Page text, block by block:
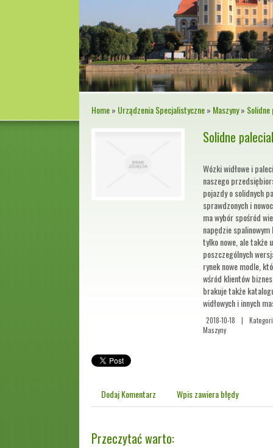
Home» Urządzenia Specjalistyczne» Maszyny»
Solidne
Wózki widłowe i
naszego
pojazdy o solidnych
sprawdzonych i
ma wybór spośród
napędzie
tylko nowe, ale także
poszczególnych
rynek nowe modle,
wśród klientów
brakuje także
widłowych i innych
2018-10-18 |
Maszyny
Dodaj Komentarz Wpis zawiera błędy
Przeczytać warto: